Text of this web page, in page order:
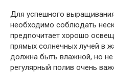
Для успешного
необходимо соблюдать
предпочитает хорошо
прямых солнечных лучей в
должна быть влажной, но
регулярный полив очень